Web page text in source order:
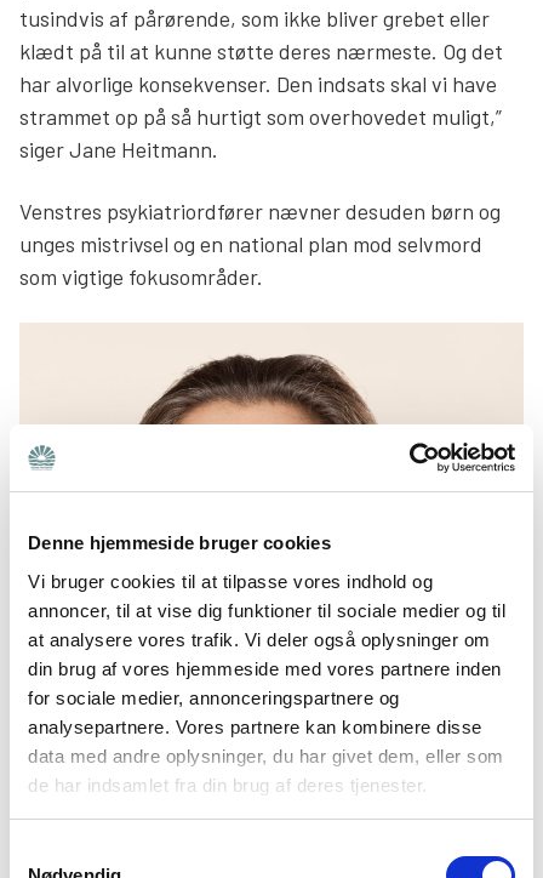
Denne hjemmeside bruger cookies
Vi bruger cookies til at tilpasse vores indhold og
annoncer, til at vise dig funktioner til sociale medier og til
at analysere vores trafik. Vi deler også oplysninger om
din brug af vores hjemmeside med vores partnere inden
for sociale medier, annonceringspartnere og
analysepartnere. Vores partnere kan kombinere disse
data med andre oplysninger, du har givet dem, eller som
de har indsamlet fra din brug af deres tjenester.
tusindvis af pårørende, som ikke bliver grebet eller
klædt på til at kunne støtte deres nærmeste. Og det
har alvorlige konsekvenser. Den indsats skal vi have
strammet op på så hurtigt som overhovedet muligt,”
siger Jane Heitmann.
Venstres psykiatriordfører nævner desuden børn og
unges mistrivsel og en national plan mod selvmord
som vigtige fokusområder.